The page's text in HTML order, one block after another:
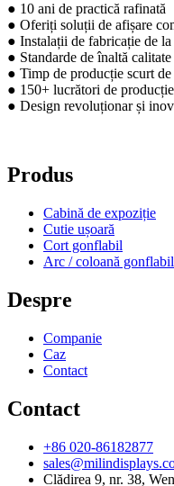
● 10 ani de practică rafinată
● Oferiți soluții de afișare
● Instalații de fabricație de la
● Standarde de înaltă calitate
● Timp de producție scurt
● 150+ lucrători de
● Design revoluționar și
Produs
Cabină de expoziție
Cutie ușoară
Cort gonflabil
Arc / coloană
Despre
Companie
Caz
Contact
Contact
+86 020-86182877
Clădirea 9, nr. 38,